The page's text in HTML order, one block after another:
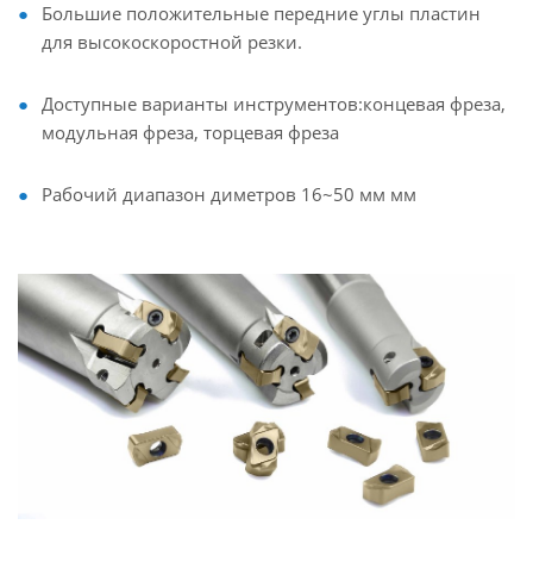
Большие положительные передние углы пластин
для высокоскоростной резки.
Доступные варианты инструментов:концевая фреза,
модульная фреза, торцевая фреза
Рабочий диапазон диметров 16~50 мм мм